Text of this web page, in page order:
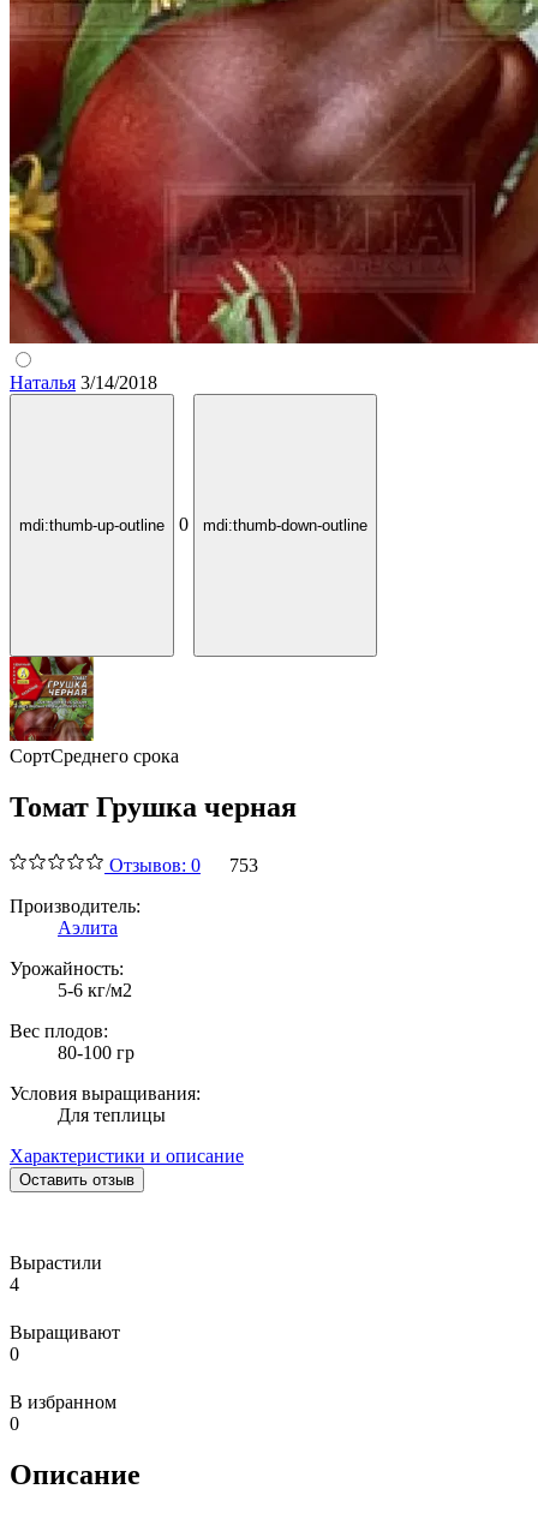
Наталья 3/14/2018
mdi:thumb-up-outline 0 mdi:thumb-down-outline
СортСреднего срока
Томат Грушка черная
Отзывов: 0
753
Производитель:
Аэлита
Урожайность:
5-6 кг/м2
Вес плодов:
80-100 гр
Условия выращивания:
Для теплицы
Характеристики и описание
Оставить отзыв
Вырастили
4
Выращивают
0
В избранном
0
Описание